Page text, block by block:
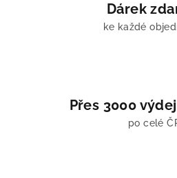
ý
p
Dárek
ke každé
Přes 3000
po celé